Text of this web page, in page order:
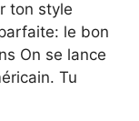
ton style
le bon
On se lance
Tu